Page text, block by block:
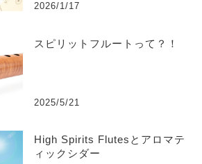
2026/1/17
スピリットフルートって？！
2025/5/21
High Spirits Flutesとアロマテ
ィックシダー